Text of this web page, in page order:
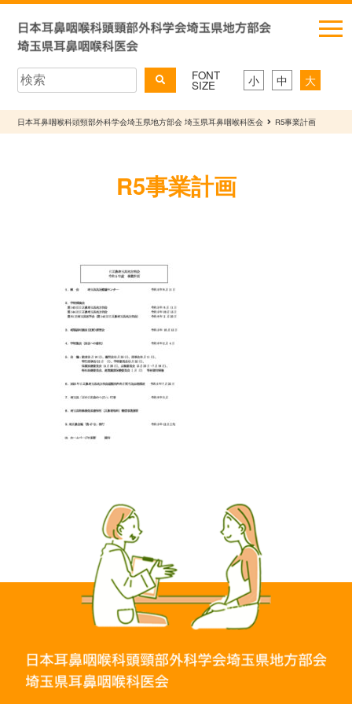
FONT
SIZE 小 中 大
日本耳鼻咽喉科頭頸部外科学会埼玉県地方部会 埼玉県耳鼻咽喉科医会 R5事業計画
R5事業計画